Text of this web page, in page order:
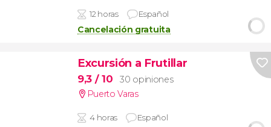
12 horas Español
Cancelación gratuita
Excursión a Frutillar
9,3 / 10
30 opiniones
Puerto Varas
4 horas Español